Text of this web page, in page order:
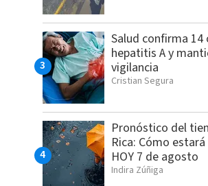
Salud confirma 14
hepatitis A y
vigilancia
Cristian Segura
Pronóstico del
Rica: Cómo
HOY 7 de agosto
Indira Zúñiga